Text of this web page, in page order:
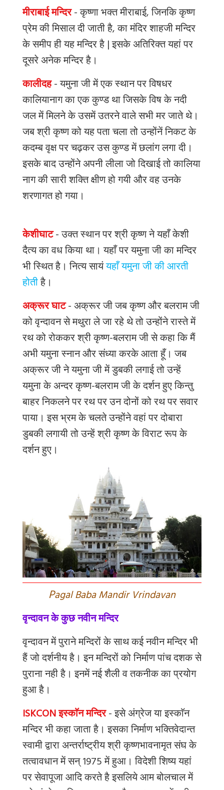
मीराबाई मन्दिर-कृष्णाभक्तमीराबाई,जिनकिकृष्ण
प्रेमकीमिसालदीजातीहै,कामंदिरशाहजीमन्दिर
केसमीपहीयहमन्दिरहै|इसकेअतिरिक्तयहांपर
दूसरेअनेकमन्दिरहै।
कालीदह-यमुनाजीमेंएकस्थानपरविषधर
कालियानागकाएककुण्डथाजिसकेविषकेनदी
जलमेंमिलनेकेउसमेंउतरनेवालेसभीमरजातेथे।
जबश्रीकृष्णकोयहपताचलातोउन्होंनेंनिकटके
कदम्बवृक्षपरचढ़करउसकुण्डमेंछलांगलगादी।
इसकेबादउन्होंनेअपनीलीलाजोदिखाईतोकालिया
नागकीसारीशक्तिक्षीणहोगयीऔरवहउनके
शरणागतहोगया।
केशीघाट-उक्तस्थानपरश्रीकृष्णनेयहाँकेशी
दैत्यकावधकियाथा। यहाँपरयमुनाजीकामन्दिर
भीस्थितहै। नित्यसायंयहाँयमुनाजीकीआरती
होतीहै।
अक्रूर घाट-अक्रूरजीजबकृष्णऔरबलरामजी
कोवृन्दावनसेमथुरालेजारहेथेतोउन्होंनेरास्तेमें
रथकोरोककरश्रीकृष्ण-बलरामजीसेकहाकिमैं
अभीयमुनास्नानऔरसंध्याकरकेआताहूँ। जब
अक्रूरजीनेयमुनाजीमेंडुबकीलगाईतोउन्हें
यमुनाकेअन्दरकृष्ण-बलरामजीकेदर्शनहुएकिन्तु
बाहरनिकलनेपररथपरउनदोनोंकोरथपरसवार
पाया। इसभ्रमकेचलतेउन्होंनेवहांपरदोबारा
डुबकीलगायीतोउन्हेंश्रीकृष्णकेविराटरूपके
दर्शनहुए।
Pagal Baba Mandir Vrindavan
वृन्दावन के कुछ नवीन मन्दिर
वृन्दावनमेंपुरानेमन्दिरोंकेसाथकईनवीनमन्दिरभी
हैंजोदर्शनीयहै। इनमन्दिरोंकोनिर्माणपांचदशकसे
पुरानानहीहै। इनमेंनईशैलीवतकनीककाप्रयोग
हुआहै।
ISKCON इस्काॅन मन्दिर-इसेअंग्रेजयाइस्काॅन
मन्दिरभीकहाजाताहै। इसकानिर्माणभक्तिवेदान्त
स्वामीद्वाराअन्तर्राष्ट्रीयश्रीकृष्णभावनामृतसंघके
तत्वावधानमेंसन्1975मेंहुआ। विदेशीशिष्ययहां
परसेवापूजाआदिकरतेहैइसलियेआमबोलचालमें